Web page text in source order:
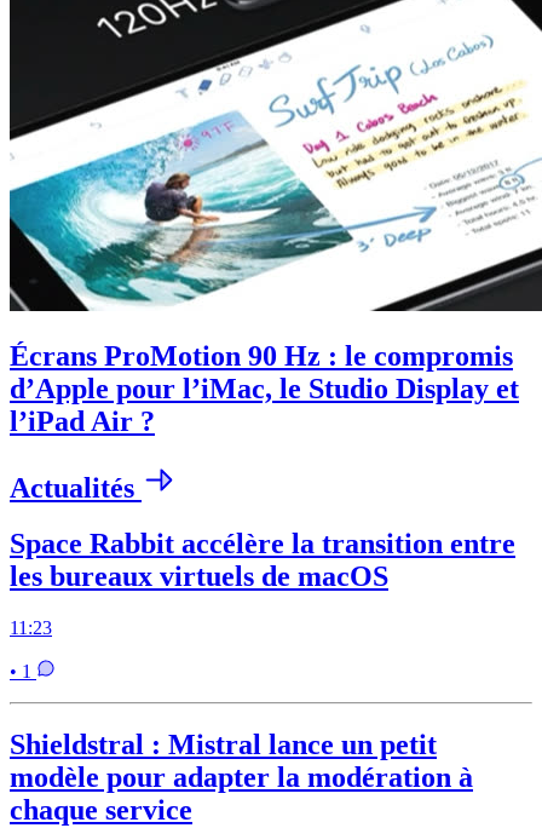
Écrans ProMotion 90 Hz : le compromis
d’Apple pour l’iMac, le Studio Display et
l’iPad Air ?
Actualités
Space Rabbit accélère la transition entre
les bureaux virtuels de macOS
11:23
• 1
Shieldstral : Mistral lance un petit
modèle pour adapter la modération à
chaque service